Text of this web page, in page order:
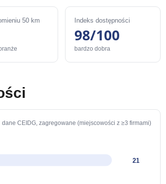
50 km Indeks dostępności
98/100
bardzo dobra
dane CEIDG, zagregowane (miejscowości z ≥3 firmami)